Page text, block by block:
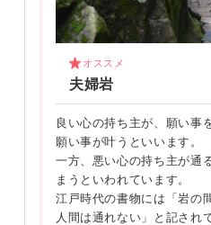
オススメ
夫婦岩
良い心の持ち主が、願い事
願い事が叶うといいます。
一方、悪い心の持ち主が通
まうといわれています。
江戸時代の書物には「岩の
人間は通れない」と記され